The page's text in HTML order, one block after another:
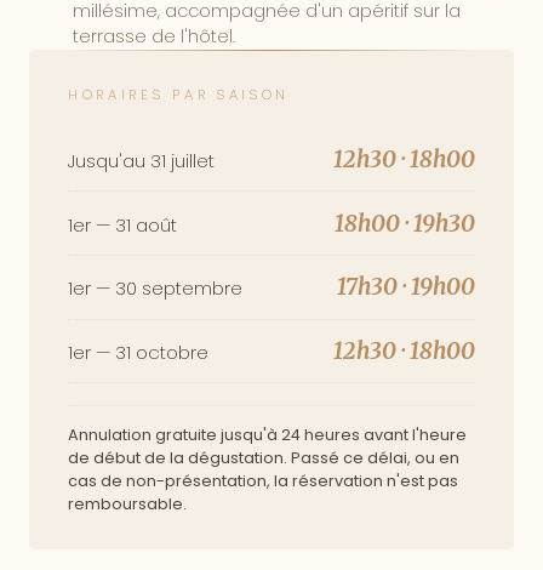
millésime, accompagnée d'un apéritif sur la
terrasse de l'hôtel.
HORAIRES PAR SAISON
Jusqu'au 31 juillet 12h30 · 18h00
1er — 31 août 18h00 · 19h30
1er — 30 septembre 17h30 · 19h00
1er — 31 octobre 12h30 · 18h00
Annulation gratuite jusqu'à 24 heures avant l'heure
de début de la dégustation. Passé ce délai, ou en
cas de non-présentation, la réservation n'est pas
remboursable.